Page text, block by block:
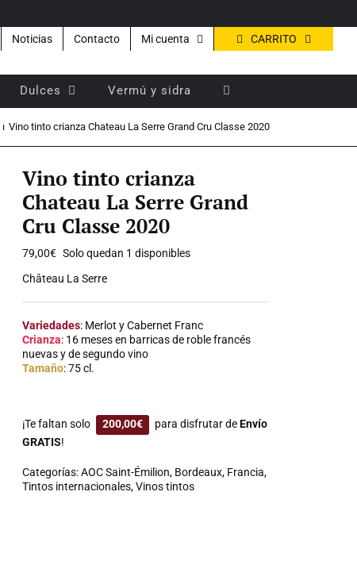
Noticias Contacto Mi cuenta CARRITO
Dulces Vermú y sidra
Vino tinto crianza Chateau La Serre Grand Cru Classe 2020
Vino tinto crianza
Chateau La Serre Grand
Cru Classe 2020
79,00€ Solo quedan 1 disponibles
Château La Serre
Variedades: Merlot y Cabernet Franc
Crianza: 16 meses en barricas de roble francés
nuevas y de segundo vino
Tamaño: 75 cl.
¡Te faltan solo 200,00€ para disfrutar deEnvío
GRATIS!
Categorías:AOC Saint-Émilion, Bordeaux, Francia,
Tintos internacionales,Vinos tintos